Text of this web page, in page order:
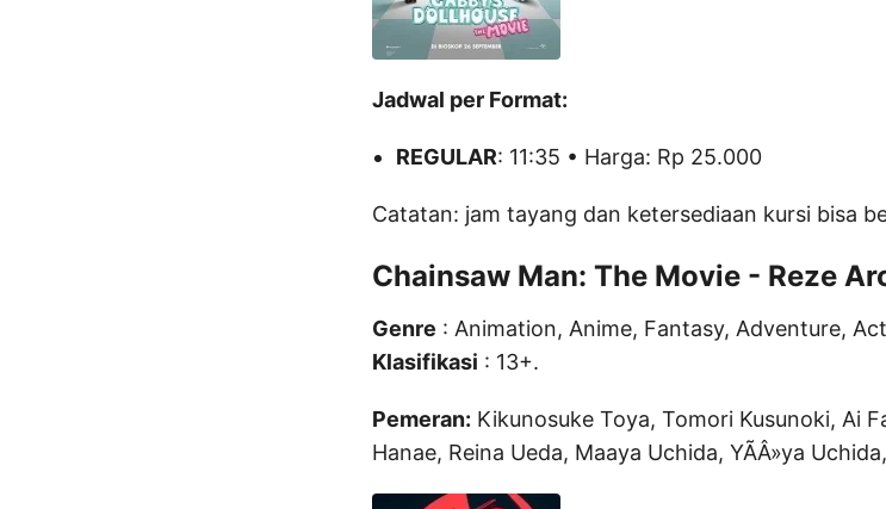
Jadwal per Format:
REGULAR: 11:35 • Harga: Rp 25.000
Catatan: jam tayang dan ketersediaan kursi bisa
Chainsaw Man: The Movie - Reze
Genre : Animation, Anime, Fantasy, Adventure,
Klasifikasi : 13+.
Pemeran: Kikunosuke Toya, Tomori Kusunoki, Ai
Hanae, Reina Ueda, Maaya Uchida, YÃÂ»ya